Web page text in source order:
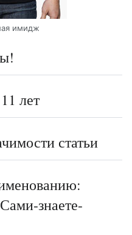
имидж
лет
статьи
знаете-